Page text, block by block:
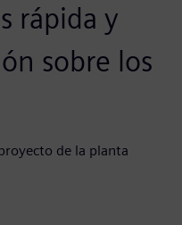
rápida y
sobre los
de la planta